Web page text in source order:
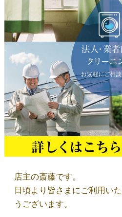
クリーニン
店舗一
しみ抜き・
サイトウの
取扱商
ブロ
店主の斎藤です。
日頃より皆さまにご利用い
うございます。